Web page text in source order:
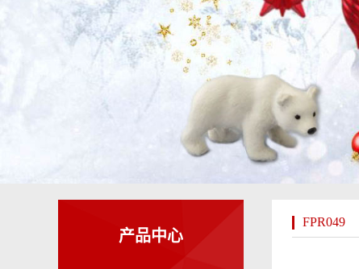
产品中心
FPR049